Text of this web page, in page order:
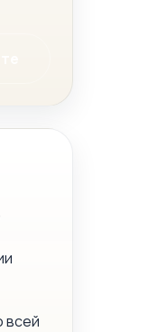
всей